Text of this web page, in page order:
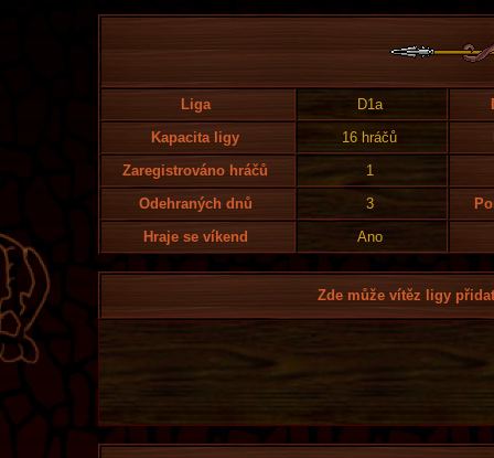
Liga D1a
Kapacita ligy
16 hráčů
Zaregistrováno hráčů
1
Odehraných dnů
3
Hraje se víkend
Ano
Zde může vítěz ligy